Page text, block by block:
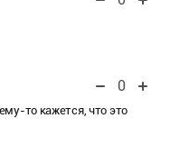
0
то кажется, что это